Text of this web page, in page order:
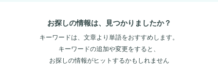
お探しの情報は、見つかりましたか？
キーワードは、文章より単語をおすすめします。
キーワードの追加や変更をすると、
お探しの情報がヒットするかもしれません